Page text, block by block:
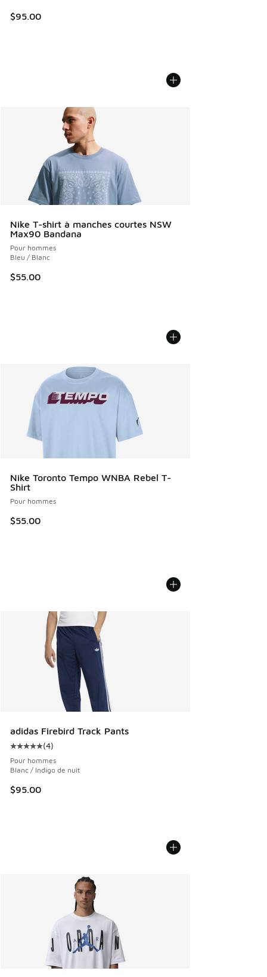
$95.00
Nike T-shirt à manches courtes NSW
Max90 Bandana
Pour hommes
Bleu / Blanc
$55.00
Nike Toronto Tempo WNBA Rebel T-
Shirt
Pour hommes
$55.00
adidas Firebird Track Pants
Cote moyenne du client - [5 sur 5 étoiles], 4 commentaires
(4)
Pour hommes
Blanc / Indigo de nuit
$95.00